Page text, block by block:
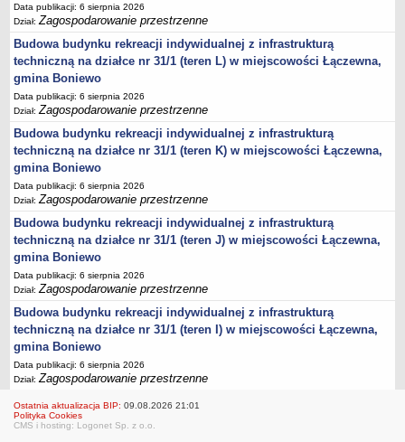
Lista osób kluczowych
Lista aktywności społecznych
Lista lokalnych liderów
Podmioty uprawnione do świadczenia usług integracji społecznej
Podmioty realizujące usługi integracji społecznej w 2009
Wykaz usług społecznych
Plan utrwalania rezultatów
FUNDUSZ WSPARCIA
MIENIE KOMUNALNE
2006
2007
2008
2010
2009
POMOC PUBLICZNA
PUBLICZNIE DOSTĘPNY WYKAZ DANYCH ZAWIERAJĄCYCH INFORMACJE O
ŚRODOWISKU I JEGO OCHRONIE
Pliki do pobrania
Informacja o wykazie
Data publikacji: 6 sierpnia 2026
Dział:Zagospodarowanie przestrzenne
Budowa budynku rekreacji indywidualnej z infrastrukturą
techniczną na działce nr 31/1 (teren L) w miejscowości Łączewna,
gmina Boniewo
Data publikacji: 6 sierpnia 2026
Dział:Zagospodarowanie przestrzenne
Budowa budynku rekreacji indywidualnej z infrastrukturą
techniczną na działce nr 31/1 (teren K) w miejscowości Łączewna,
gmina Boniewo
Data publikacji: 6 sierpnia 2026
Dział:Zagospodarowanie przestrzenne
Budowa budynku rekreacji indywidualnej z infrastrukturą
techniczną na działce nr 31/1 (teren J) w miejscowości Łączewna,
gmina Boniewo
Data publikacji: 6 sierpnia 2026
Dział:Zagospodarowanie przestrzenne
Budowa budynku rekreacji indywidualnej z infrastrukturą
techniczną na działce nr 31/1 (teren I) w miejscowości Łączewna,
gmina Boniewo
Data publikacji: 6 sierpnia 2026
Dział:Zagospodarowanie przestrzenne
Ostatnia aktualizacja BIP: 09.08.2026 21:01
Polityka Cookies
CMS i hosting: Logonet Sp. z o.o.